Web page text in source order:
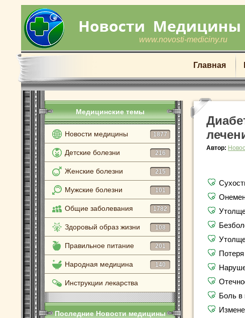
www.novosti-mediciny.ru
Главная
Медицинские темы
Новости медицины 1877
Детские болезни 216
Женские болезни 215
Мужские болезни 101
Общие заболевания 1782
Здоровый образ жизни 108
Правильное питание 201
Народная медицина 140
Инструкции лекарства
Последние Новости медицины
Автор:
Боль в